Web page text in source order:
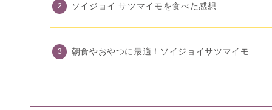
ソイジョイ サツマイモを食べた感想
朝食やおやつに最適！ソイジョイサツマイモ